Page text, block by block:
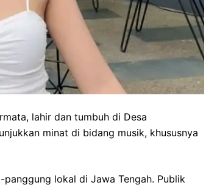
lahir dan tumbuh di Desa
minat di bidang musik, khususnya
lokal di Jawa Tengah. Publik